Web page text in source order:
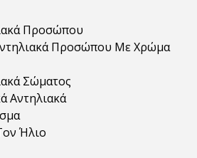
Προσώπου
Προσώπου Με Χρώμα
Σώματος
Αντηλιακά
Ήλιο